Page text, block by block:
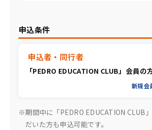
申込条件
申込者・同行者
「PEDRO EDUCATION CLUB」会員の
新規会
※期間中に「PEDRO EDUCATION CLUB
だいた方も申込可能です。